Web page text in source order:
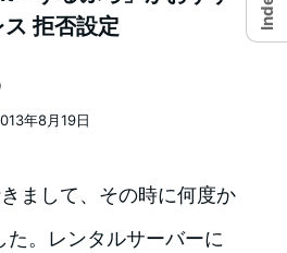
拒否設定
年8月19日
まして、その時に何度か
た。レンタルサーバーに